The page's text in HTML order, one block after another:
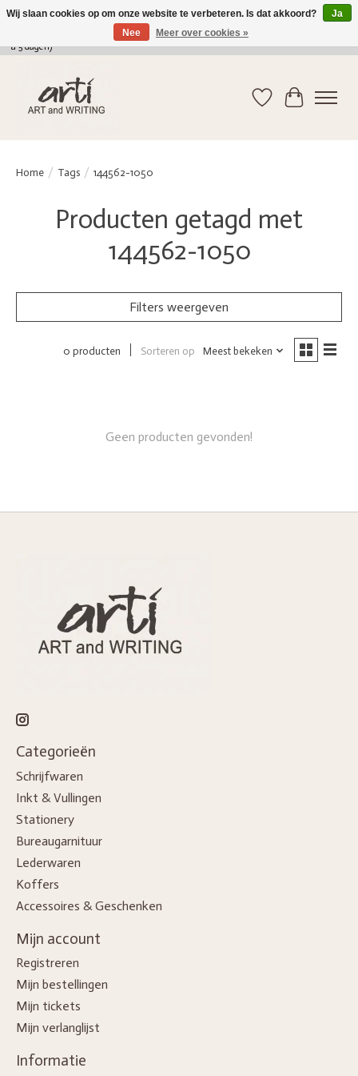
verkoop@arti-artandwriting.be/ +32 (0)471 41 82 41 / GRATIS verzending > 75 euro (2
a 5 dagen)
Verlanglijst
Home / Tags / 144562-1050
Producten getagd met
144562-1050
Filters weergeven
0 producten Sorteren op Meest bekeken
Geen producten gevonden!
Categorieën
Schrijfwaren
Inkt & Vullingen
Stationery
Bureaugarnituur
Lederwaren
Koffers
Accessoires & Geschenken
Mijn account
Registreren
Mijn bestellingen
Mijn tickets
Mijn verlanglijst
Informatie
Wij slaan cookies op om onze website te verbeteren. Is dat akkoord?
Ja
Nee
Meer over cookies »